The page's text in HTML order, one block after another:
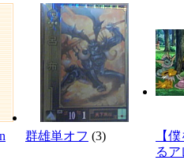
群雄単オフ (3)
【
るア